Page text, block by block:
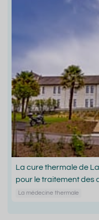
La cure thermale de
pour le traitement des
La médecine thermale